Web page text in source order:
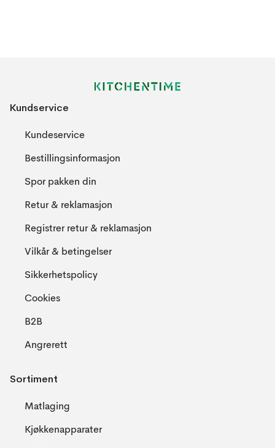
Kundservice
Kundeservice
Bestillingsinformasjon
Spor pakken din
Retur & reklamasjon
Registrer retur & reklamasjon
Vilkår & betingelser
Sikkerhetspolicy
Cookies
B2B
Angrerett
Sortiment
Matlaging
Kjøkkenapparater